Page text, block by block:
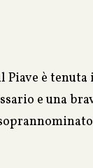
Piave è
e una